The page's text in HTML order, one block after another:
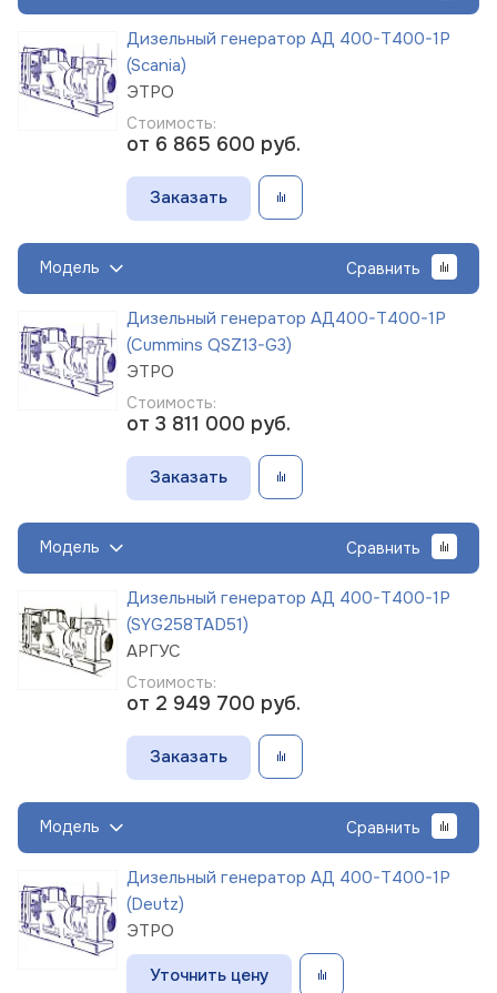
Дизельный генератор АД 400-Т400-1Р
(Scania)
ЭТРО
Стоимость:
от 6 865 600 руб.
Заказать
Модель Сравнить
Дизельный генератор АД400-Т400-1Р
(Cummins QSZ13-G3)
ЭТРО
Стоимость:
от 3 811 000 руб.
Заказать
Модель Сравнить
Дизельный генератор АД 400-Т400-1Р
(SYG258TAD51)
АРГУС
Стоимость:
от 2 949 700 руб.
Заказать
Модель Сравнить
Дизельный генератор АД 400-Т400-1Р
(Deutz)
ЭТРО
Уточнить цену